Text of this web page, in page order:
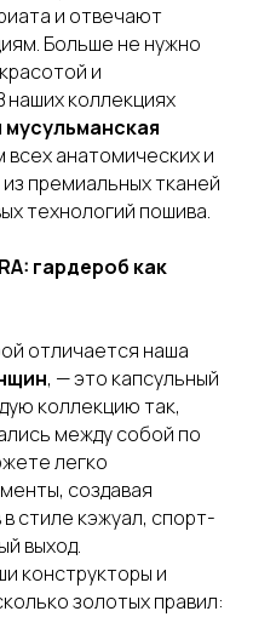
и отвечают
Больше не нужно
и
коллекциях
всех анатомических и
премиальных тканей
технологий пошива.
гардероб как
отличается наша
, — это капсульный
коллекцию так,
между собой по
легко
создавая
стиле кэжуал, спорт-
выход.
конструкторы и
золотых правил: